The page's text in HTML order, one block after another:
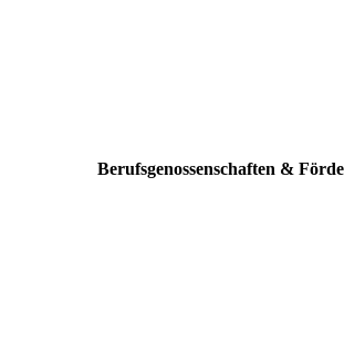
Berufsgenossenschaften &